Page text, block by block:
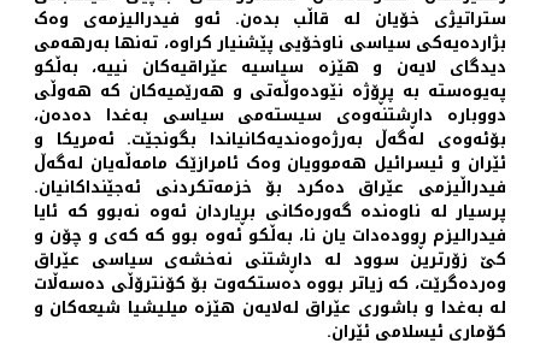
ستراتیژی خۆیان لە قاڵب بدەن. ئەو فیدرالیزمەی وەک
بژاردەیەکی سیاسی ناوخۆیی پێشنیار کراوە، تەنها بەرهەمی
دیدگای لایەن و هێزە سیاسیە عێراقیەکان نییە، بەڵکو
پەیوەستە بە پڕۆژە نێودەوڵەتی و هەرێمیەکان کە هەوڵی
دووبارە داڕشتنەوەی سیستەمی سیاسی بەغدا دەدەن،
بۆئەوەی لەگەڵ بەرژەوەندیەکانیاندا بگونجێت. ئەمریکا و
ئێران و ئیسرائیل هەموویان وەک ئامرازێک مامەڵەیان لەگەڵ
فیدراڵیزمی عێراق دەکرد بۆ خزمەتکردنی ئەجێنداکانیان.
پرسیار لە ناوەندە گەورەکانی بڕیاردان ئەوە نەبوو کە ئایا
فیدرالیزم ڕوودەدات یان نا، بەڵکو ئەوە بوو کە کەی و چۆن و
کێ زۆرترین سوود لە داڕشتنی نەخشەی سیاسی عێراق
وەردەگرێت، کە زیاتر بووە دەستکەوت بۆ کۆنترۆڵی دەسەڵات
لە بەغدا و باشوری عێراق لەلایەن هێزە میلیشیا شیعەکان و
کۆماری ئیسلامی ئێران.